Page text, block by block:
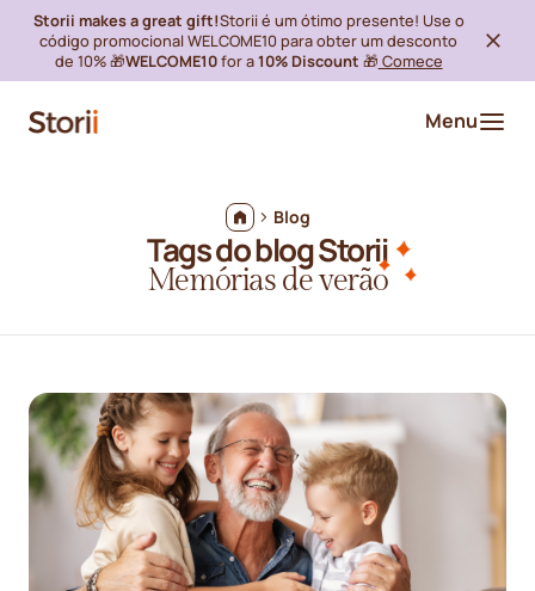
Storii makes a great gift!Storii é um ótimo presente! Use o
código promocional WELCOME10 para obter um desconto
de 10% 🎁WELCOME10for a10% Discount 🎁 Comece
Menu
Blog
Tags do blog Storii
Memórias de verão